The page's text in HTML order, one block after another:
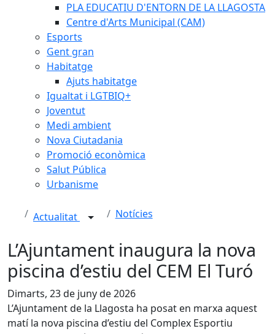
PLA EDUCATIU D'ENTORN DE LA LLAGOSTA
Centre d'Arts Municipal (CAM)
Esports
Gent gran
Habitatge
Ajuts habitatge
Igualtat i LGTBIQ+
Joventut
Medi ambient
Nova Ciutadania
Promoció econòmica
Salut Pública
Urbanisme
Actualitat Notícies
L’Ajuntament inaugura la nova
piscina d’estiu del CEM El Turó
Dimarts, 23 de juny de 2026
L’Ajuntament de la Llagosta ha posat en marxa aquest
matí la nova piscina d’estiu del Complex Esportiu